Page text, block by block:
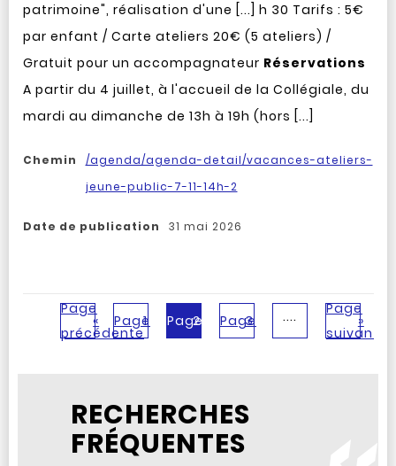
RECHERCHES
FRÉQUENTES
patrimoine", réalisation d'une [...] h 30 Tarifs : 5€
par enfant / Carte ateliers 20€ (5 ateliers) /
Gratuit pour un accompagnateur Réservations
A partir du 4 juillet, à l'accueil de la Collégiale, du
mardi au dimanche de 13h à 19h (hors [...]
Chemin
/agenda/agenda-detail/vacances-ateliers-
jeune-public-7-11-14h-2
Date de publication 31 mai 2026
Page
précédente
« Page
1 Page
2 Page
3 ....
Page
suivante
»